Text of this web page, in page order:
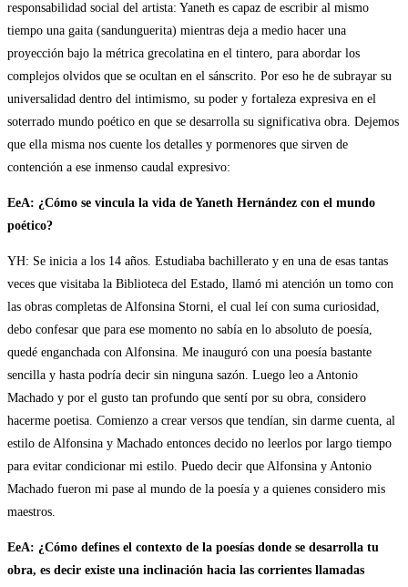
responsabilidad social del artista: Yaneth es capaz de escribir al mismo
tiempo una gaita (sandunguerita) mientras deja a medio hacer una
proyección bajo la métrica grecolatina en el tintero, para abordar los
complejos olvidos que se ocultan en el sánscrito. Por eso he de subrayar su
universalidad dentro del intimismo, su poder y fortaleza expresiva en el
soterrado mundo poético en que se desarrolla su significativa obra. Dejemos
que ella misma nos cuente los detalles y pormenores que sirven de
contención a ese inmenso caudal expresivo:
EeA: ¿Cómo se vincula la vida de Yaneth Hernández con el mundo
poético?
YH: Se inicia a los 14 años. Estudiaba bachillerato y en una de esas tantas
veces que visitaba la Biblioteca del Estado, llamó mi atención un tomo con
las obras completas de Alfonsina Storni, el cual leí con suma curiosidad,
debo confesar que para ese momento no sabía en lo absoluto de poesía,
quedé enganchada con Alfonsina. Me inauguró con una poesía bastante
sencilla y hasta podría decir sin ninguna sazón. Luego leo a Antonio
Machado y por el gusto tan profundo que sentí por su obra, considero
hacerme poetisa. Comienzo a crear versos que tendían, sin darme cuenta, al
estilo de Alfonsina y Machado entonces decido no leerlos por largo tiempo
para evitar condicionar mi estilo. Puedo decir que Alfonsina y Antonio
Machado fueron mi pase al mundo de la poesía y a quienes considero mis
maestros.
EeA: ¿Cómo defines el contexto de la poesías donde se desarrolla tu
obra, es decir existe una inclinación hacia las corrientes llamadas